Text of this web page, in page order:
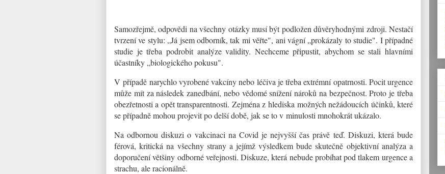
Samozřejmě, odpovědi na všechny otázky musí být podložen důvěryhodnými zdroji. Nestačí
tvrzení ve stylu: „Já jsem odborník, tak mi věřte", ani vágní „prokázaly to studie". I případné
studie je třeba podrobit analýze validity. Nechceme připustit, abychom se stali hlavními
účastníky „biologického pokusu".
V případě narychlo vyrobené vakcíny nebo léčiva je třeba extrémní opatrnosti. Pocit urgence
může mít za následek zanedbání, nebo vědomé snížení nároků na bezpečnost. Proto je třeba
obezřetnosti a opět transparentnosti. Zejména z hlediska možných nežádoucích účinků, které
se případně mohou projevit po delší době, jak se to v minulosti mnohokrát ukázalo.
Na odbornou diskuzi o vakcinaci na Covid je nejvyšší čas právě teď. Diskuzi, která bude
férová, kritická na všechny strany a jejímž výsledkem bude skutečně objektivní analýza a
doporučení většiny odborné veřejnosti. Diskuze, která nebude probíhat pod tlakem urgence a
strachu, ale racionálně.